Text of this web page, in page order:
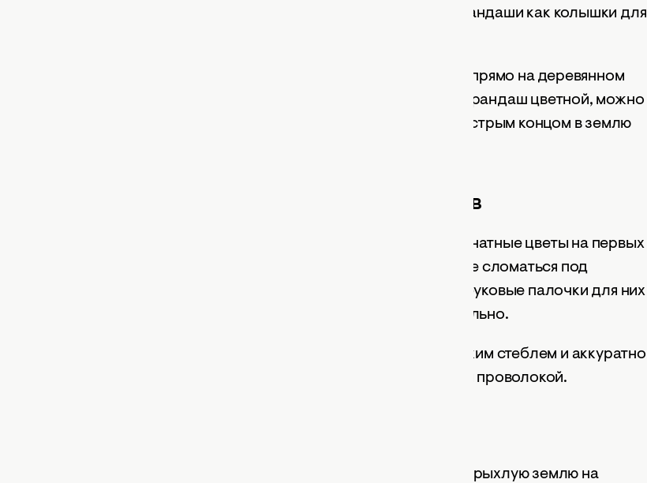
укроп, а где петрушку, а где огурцы используйте карандаши как колышки для
Надо просто написать название культуры или сорта прямо на деревянном
корпусе карандаша водостойким маркером. Если карандаш цветной, можно
подобрать его под цвет будущего плода и вонзить острым концом в землю
Опора для миниатюрной рассады и цветов
Молодые побеги помидоров, перца или нежные комнатные цветы на первых
этапах роста часто нуждаются в поддержке, чтобы не сломаться под
собственным весом или от сквозняка. Большие бамбуковые палочки для них
слишком массивны, а вот карандаши подойдут идеально.
Осторожно заглубьте карандаш в грунт рядом с тонким стеблем и аккуратно
зафиксируйте растение мягкой нитью или синельной проволокой.
Домашние коты любят разгребать свежескопанную, рыхлую землю на